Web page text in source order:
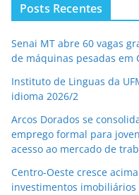
Posts Recentes
Senai MT abre 60 vagas
de máquinas pesadas em
Instituto de Linguas da
idioma 2026/2
Arcos Dorados se
emprego formal para
acesso ao mercado de
Centro-Oeste cresce
investimentos imobiliários